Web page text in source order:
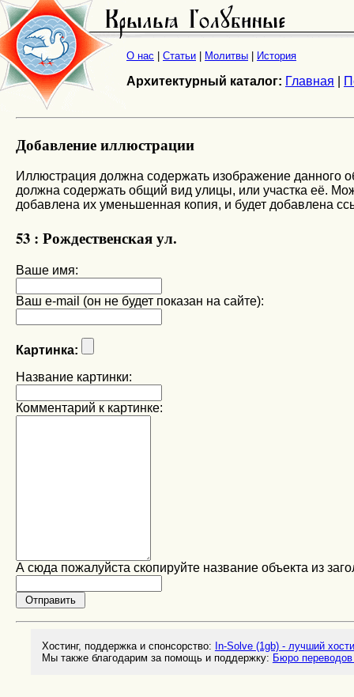
О нас Статьи Молитвы История
Архитектурный каталог: Главная
Добавление иллюстрации
Иллюстрация должна содержать изображение данного
должна содержать общий вид улицы, или участка её.
добавлена их уменьшенная копия, и будет добавлена
53 : Рождественская ул.
Ваше имя:
Ваш e-mail (он не будет показан на сайте):
Картинка:
Название картинки:
Комментарий к картинке:
А сюда пожалуйста скопируйте название объекта из
Хостинг, поддержка и спонсорство: In-Solve (1gb) - лучший
Мы также благодарим за помощь и поддержку: Бюро переводов